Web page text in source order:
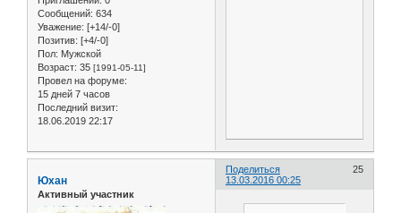
Сообщений: 634
Уважение: [+14/-0]
Позитив: [+4/-0]
Пол: Мужской
Возраст: 35 [1991-05-11]
Провел на форуме:
15 дней 7 часов
Последний визит:
18.06.2019 22:17
Поделиться
25
13.03.2016 00:25
Юхан
Активный участник